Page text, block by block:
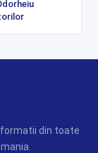
din toate